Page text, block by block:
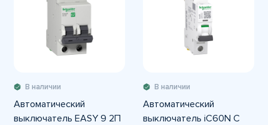
В наличии
Автоматический
выключатель EASY 9 2П
В наличии
Автоматический
выключатель iC60N C